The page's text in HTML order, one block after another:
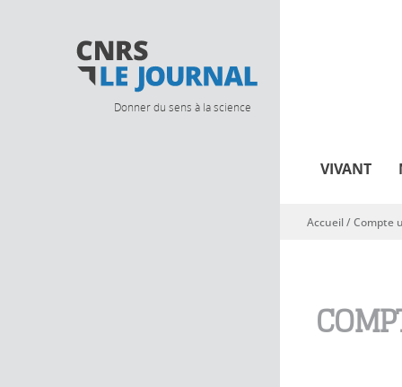
Donner du sens à la science
VIVANT
Vous êtes ici
Accueil/Compte